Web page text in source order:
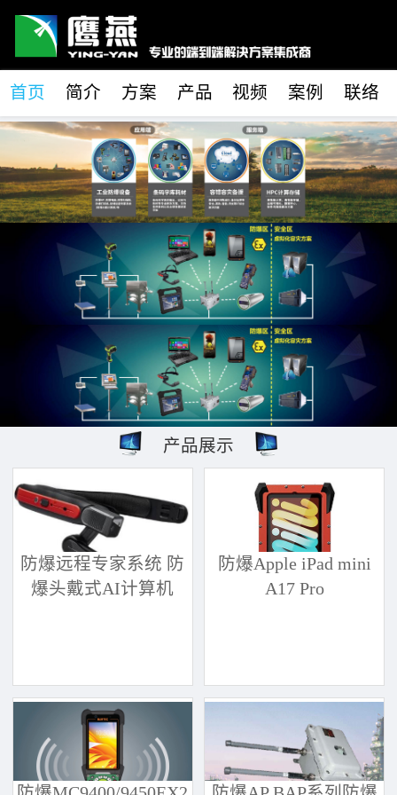
首页 简介 方案 产品 视频 案例 联络
产品展示
防爆远程专家系统 防
爆头戴式AI计算机
防爆Apple iPad mini
A17 Pro